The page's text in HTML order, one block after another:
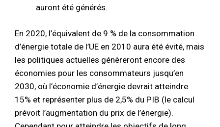
auront été générés.
En 2020, l’équivalent de 9 % de la consommation
d’énergie totale de l’UE en 2010 aura été évité, mais
les politiques actuelles génèreront encore des
économies pour les consommateurs jusqu’en
2030, où l’économie d’énergie devrait atteindre
15% et représenter plus de 2,5% du PIB (le calcul
prévoit l’augmentation du prix de l’énergie).